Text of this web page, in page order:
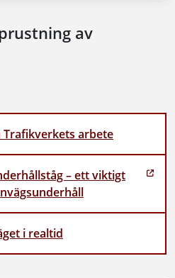
av
arbete
– ett viktigt
i realtid